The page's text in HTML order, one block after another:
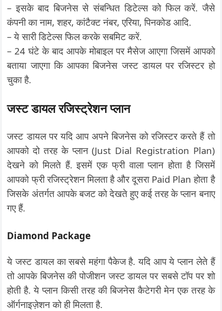
– इसके बाद बिजनेस से संबन्धित डिटेल्स को फिल करें. जैसे
कंपनी का नाम, शहर, कांटैक्ट नंबर, एरिया, पिनकोड आदि.
– ये सारी डिटेल्स फिल करके सबमिट करें.
– 24 घंटे के बाद आपके मोबाइल पर मैसेज आएगा जिसमें आपको
बताया जाएगा कि आपका बिजनेस जस्ट डायल पर रजिस्टर हो
चुका है.
जस्ट डायल रजिस्ट्रेशन प्लान
जस्ट डायल पर यदि आप अपने बिजनेस को रजिस्टर करते हैं तो
आपको दो तरह के प्लान (Just Dial Registration Plan)
देखने को मिलते हैं. इसमें एक फ्री वाला प्लान होता है जिसमें
आपको फ्री रजिस्ट्रेशन मिलता है और दूसरा Paid Plan होता है
जिसके अंतर्गत आपके बजट को देखते हुए कई तरह के प्लान बनाए
गए हैं.
Diamond Package
ये जस्ट डायल का सबसे महंगा पैकेज है. यदि आप ये प्लान लेते हैं
तो आपके बिजनेस की पोजीशन जस्ट डायल पर सबसे टॉप पर शो
होती है. ये प्लान किसी तरह की बिजनेस कैटेगरी मेन एक तरह के
ऑर्गनाइज़ेशन को ही मिलता है.